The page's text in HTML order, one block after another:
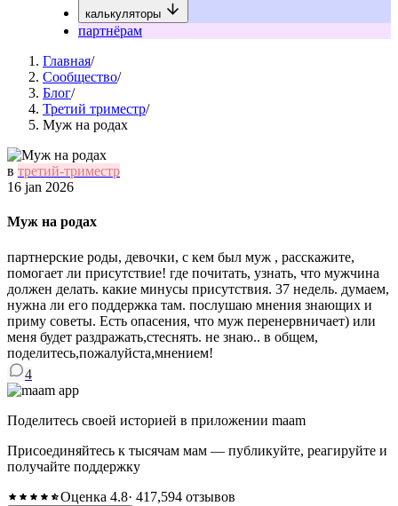
калькуляторы
партнёрам
Главная/
Сообщество/
Блог/
Третий триместр/
Муж на родах
в третий-триместр
16 jan 2026
Муж на родах
партнерские роды, девочки, с кем был муж , расскажите,
помогает ли присутствие! где почитать, узнать, что мужчина
должен делать. какие минусы присутствия. 37 недель. думаем,
нужна ли его поддержка там. послушаю мнения знающих и
приму советы. Есть опасения, что муж перенервничает) или
меня будет раздражать,стеснять. не знаю.. в общем,
поделитесь,пожалуйста,мнением!
4
Поделитесь своей историей в приложении maam
Присоединяйтесь к тысячам мам — публикуйте, реагируйте и
получайте поддержку
Оценка 4.8· 417,594 отзывов